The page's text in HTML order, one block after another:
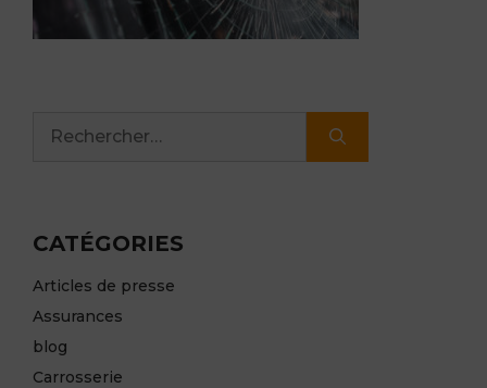
CATÉGORIES
Articles de presse
Assurances
blog
Carrosserie